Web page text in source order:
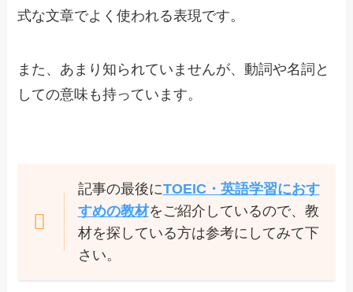
式な文章でよく使われる表現です。
また、あまり知られていませんが、動詞や名詞と
しての意味も持っています。
記事の最後にTOEIC・英語学習におす
すめの教材をご紹介しているので、教
材を探している方は参考にしてみて下
さい。